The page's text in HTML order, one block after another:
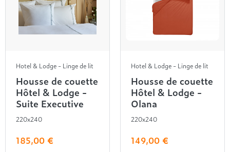
- de 1000€
Entre 1000 et 1500€
Nos matelas par marque
Alpen
André Renault
Beautyrest Luxury
Epeda
Ergotherm
+ de 1500€
Nos sommiers par prix
+ de 1000€
+ de 500€
+ de 1500€
Hotel & Lodge - Linge de lit
Housse de couette
Hôtel & Lodge -
Suite Executive
220x240
185,00 €
Hotel & Lodge - Linge de lit
Housse de couette
Hôtel & Lodge -
Olana
220x240
149,00 €